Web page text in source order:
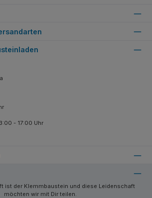
- 17:00 Uhr
ist der Klemmbaustein und diese Leidenschaft
möchten wir mit Dir teilen.